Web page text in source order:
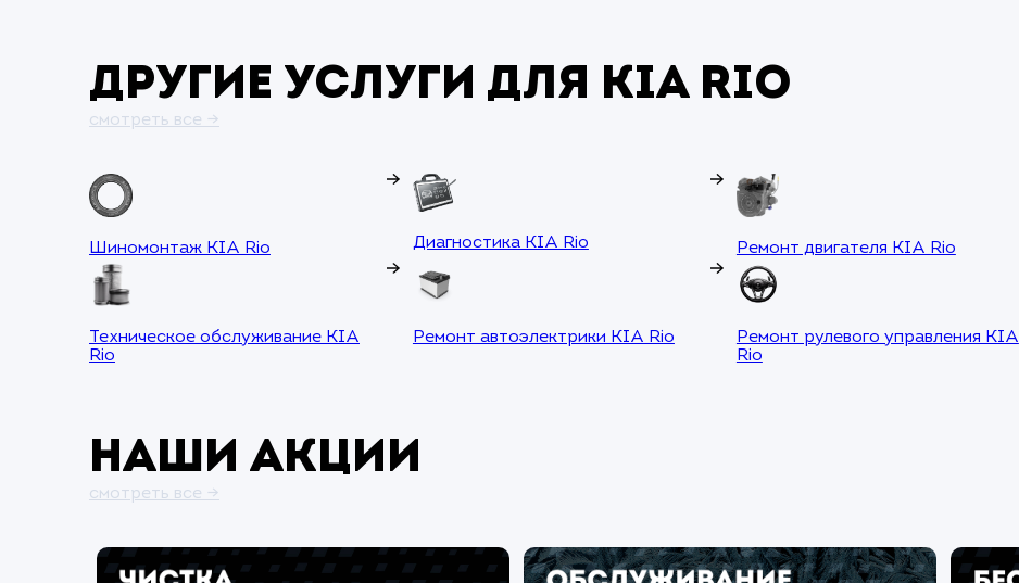
Другие услуги для KIA Rio
смотреть все →
Шиномонтаж KIA Rio Диагностика KIA Rio Ремонт двигателя KIA Rio
Техническое обслуживание KIA
Rio
Ремонт автоэлектрики KIA Rio
Ремонт рулевого управления KIA
Rio
Наши акции
смотреть все →